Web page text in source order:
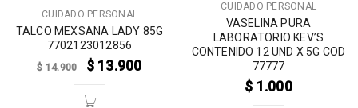
CUIDADO PERSONAL
TALCO MEXSANA LADY 85G
7702123012856
$14.900 $13.900
CUIDADO PERSONAL
VASELINA PURA
LABORATORIO KEV’S
CONTENIDO 12 UND X 5G COD
77777
$ 1.000